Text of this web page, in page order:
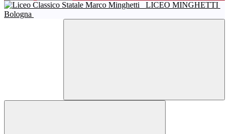
LICEO MINGHETTI
Bologna